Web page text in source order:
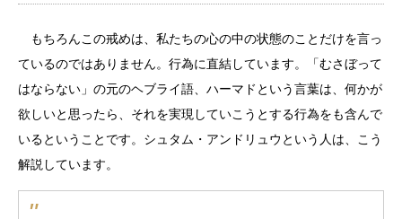
もちろんこの戒めは、私たちの心の中の状態のことだけを言っ
ているのではありません。行為に直結しています。「むさぼって
はならない」の元のヘブライ語、ハーマドという言葉は、何かが
欲しいと思ったら、それを実現していこうとする行為をも含んで
いるということです。シュタム・アンドリュウという人は、こう
解説しています。